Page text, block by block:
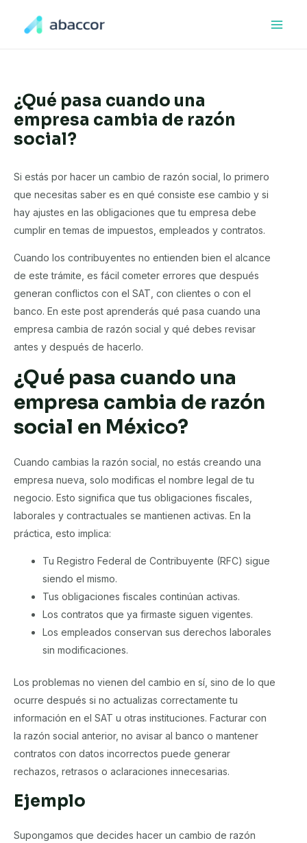
¿Qué pasa cuando una
empresa cambia de razón
social?
Si estás por hacer un cambio de razón social, lo primero
que necesitas saber es en qué consiste ese cambio y si
hay ajustes en las obligaciones que tu empresa debe
cumplir en temas de impuestos, empleados y contratos.
Cuando los contribuyentes no entienden bien el alcance
de este trámite, es fácil cometer errores que después
generan conflictos con el SAT, con clientes o con el
banco. En este post aprenderás qué pasa cuando una
empresa cambia de razón social y qué debes revisar
antes y después de hacerlo.
¿Qué pasa cuando una
empresa cambia de razón
social en México?
Cuando cambias la razón social, no estás creando una
empresa nueva, solo modificas el nombre legal de tu
negocio. Esto significa que tus obligaciones fiscales,
laborales y contractuales se mantienen activas. En la
práctica, esto implica:
Tu Registro Federal de Contribuyente (RFC) sigue
siendo el mismo.
Tus obligaciones fiscales continúan activas.
Los contratos que ya firmaste siguen vigentes.
Los empleados conservan sus derechos laborales
sin modificaciones.
Los problemas no vienen del cambio en sí, sino de lo que
ocurre después si no actualizas correctamente tu
información en el SAT u otras instituciones. Facturar con
la razón social anterior, no avisar al banco o mantener
contratos con datos incorrectos puede generar
rechazos, retrasos o aclaraciones innecesarias.
Ejemplo
Supongamos que decides hacer un cambio de razón